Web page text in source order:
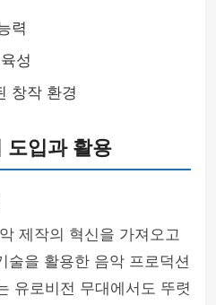
력
성
창작 환경
도입과 활용
제작의 혁신을 가져오고
술을 활용한 음악 프로덕션
유로비전 무대에서도 뚜렷